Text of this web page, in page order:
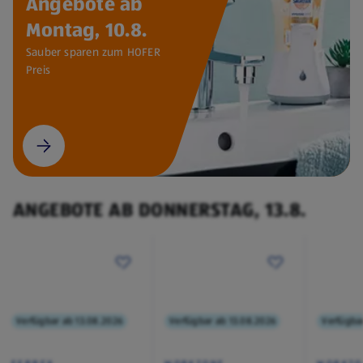
Montag, 10.8.
Sauber sparen zum HOFER
Preis
ANGEBOTE AB DONNERSTAG, 13.8.
Verfügbar ab 13.08.2026 Verfügbar ab 13.08.2026